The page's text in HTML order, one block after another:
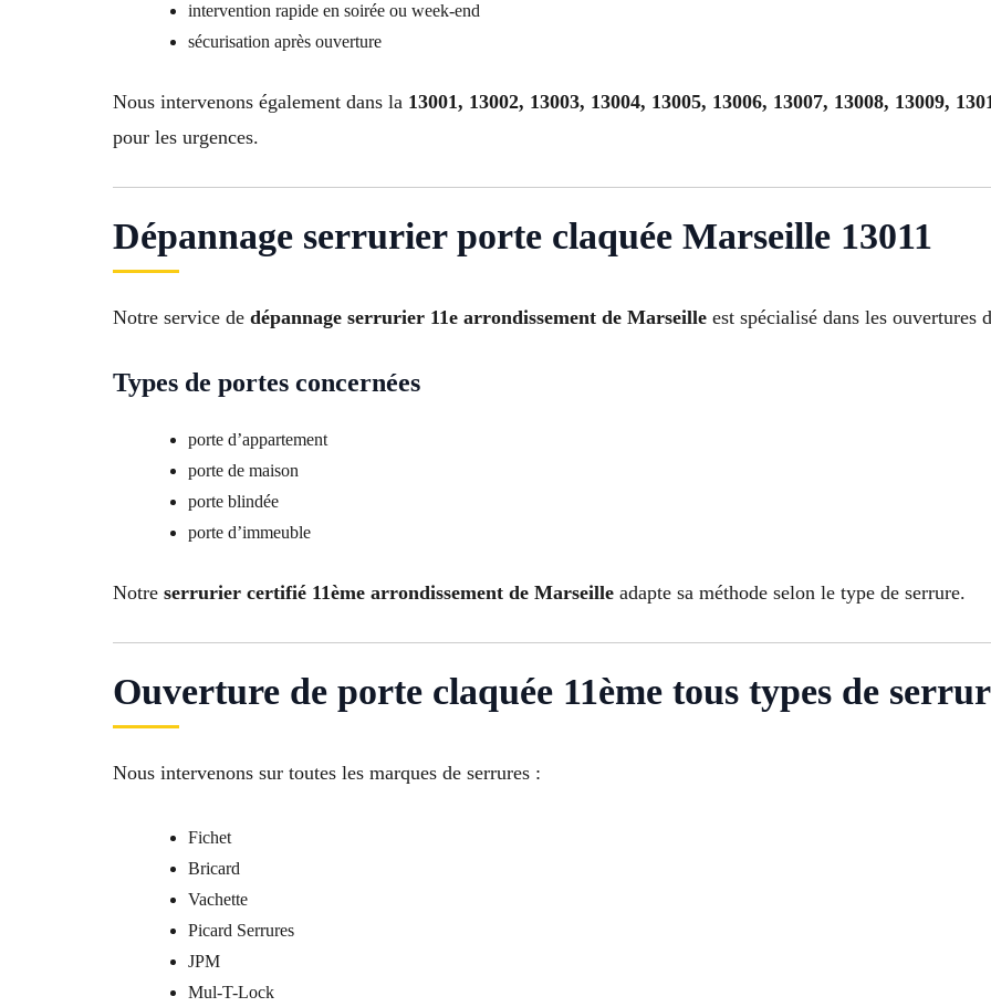
intervention rapide en soirée ou week-end
sécurisation après ouverture
Nous intervenons également dans la 13001, 13002, 13003, 13004, 13005, 13006, 13007, 13008, 13009,
pour les urgences.
Dépannage serrurier porte claquée Marseille 13011
Notre service de dépannage serrurier 11e arrondissement de Marseille est spécialisé dans les ouvertures
Types de portes concernées
porte d’appartement
porte de maison
porte blindée
porte d’immeuble
Notre serrurier certifié 11ème arrondissement de Marseille adapte sa méthode selon le type de serrure.
Ouverture de porte claquée 11ème tous types de
Nous intervenons sur toutes les marques de serrures :
Fichet
Bricard
Vachette
Picard Serrures
JPM
Mul-T-Lock